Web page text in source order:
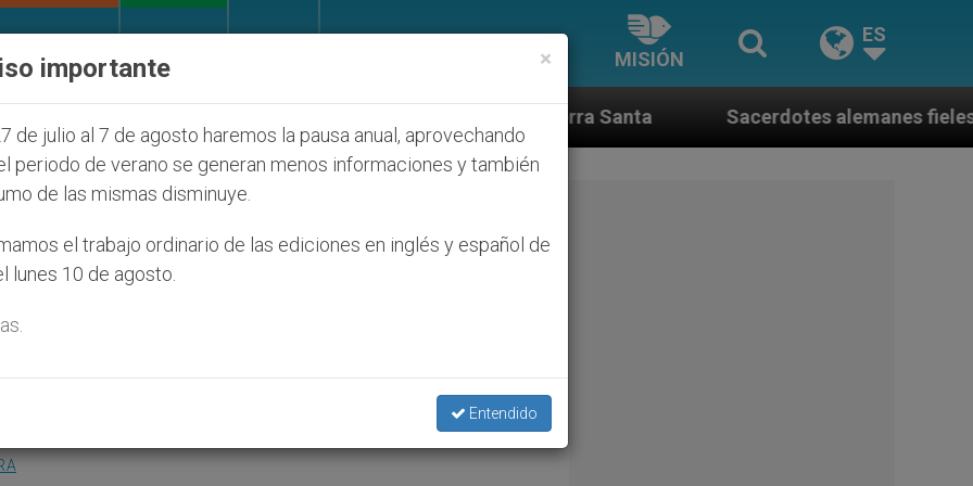
MISIÓN
ES
que afecta a cristianos (y no sólo) en Tierra Santa Sacerdotes alemanes fieles al Papa
rectifique el dejar sin
inmigrantes ilegales'
con los Inmigrantes
×
importante
de julio al 7 de agosto haremos la pausa anual, aprovechando
periodo de verano se generan menos informaciones y también
de las mismas disminuye.
el trabajo ordinario de las ediciones en inglés y español de
lunes 10 de agosto.
Entendido